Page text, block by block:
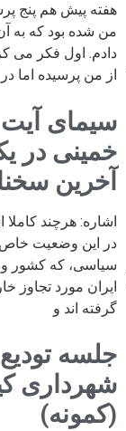
هفته پیش هم پنج
من شده بود که به
دادم. اول فکر می
از من پرسیده اما در
سیمای آیت
خمینی در
آخرین
اشاره: هرچند کاملا
در این وضعیت خاص
سیاسی، که کشور
ایران مورد تجاوز
گرفته اند و
جلسه تودیع
شهرداری
(کمونه)